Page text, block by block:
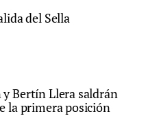
del Sella
Bertín Llera saldrán
la primera posición